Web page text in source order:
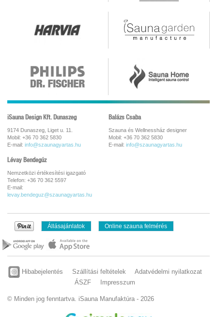
iSauna Design Kft. Dunaszeg
9174 Dunaszeg, Liget u. 11.
Mobil: +36 70 362 5830
E-mail: info@szaunagyartas.hu
Balázs Csaba
Szauna és Wellnessház designer
Mobil: +36 70 362 5830
E-mail: info@szaunagyartas.hu
Lévay Bendegúz
Nemzetközi értékesítési igazgató
Telefon: +36 70 362 5597
E-mail:
levay.bendeguz@szaunagyartas.hu
Állásajánlatok Online szauna felmérés
Hibabejelentés Szállítási feltételek
Adatvédelmi nyilatkozat
ÁSZF
Impresszum
© Minden jog fenntartva. iSauna Manufaktúra - 2026